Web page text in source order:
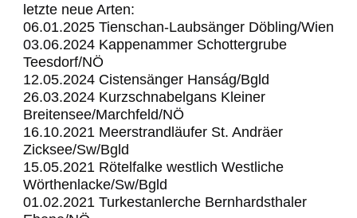
letzte neue Arten:
06.01.2025 Tienschan-Laubsänger Döbling/Wien
03.06.2024 Kappenammer Schottergrube
Teesdorf/NÖ
12.05.2024 Cistensänger Hanság/Bgld
26.03.2024 Kurzschnabelgans Kleiner
Breitensee/Marchfeld/NÖ
16.10.2021 Meerstrandläufer St. Andräer
Zicksee/Sw/Bgld
15.05.2021 Rötelfalke westlich Westliche
Wörthenlacke/Sw/Bgld
01.02.2021 Turkestanlerche Bernhardsthaler